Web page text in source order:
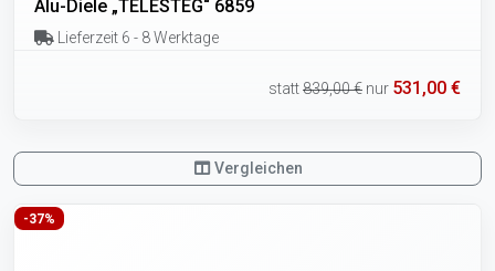
Alu-Diele „TELESTEG“ 6859
Lieferzeit 6 - 8 Werktage
statt839,00 € nur 531,00 €
Vergleichen
-37%